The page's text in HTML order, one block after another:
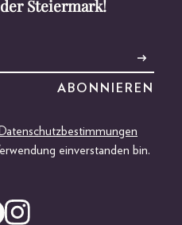
Steiermark!
Datenschutzbestimmungen
einverstanden bin.